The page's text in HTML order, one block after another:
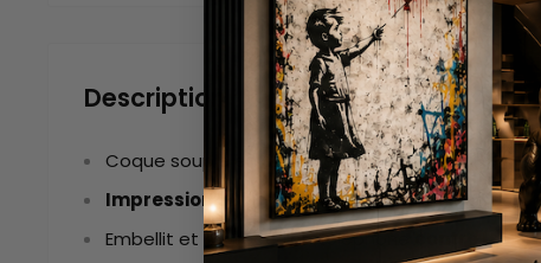
Description
Coque souple en
silicone de haute qualité
Impression 3D :
impression de qualité, couleurs
Embellit et protège ton téléphone
contre les